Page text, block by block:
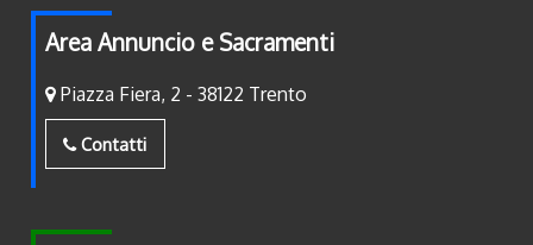
Area Annuncio e Sacramenti
Piazza Fiera, 2 - 38122 Trento
Contatti